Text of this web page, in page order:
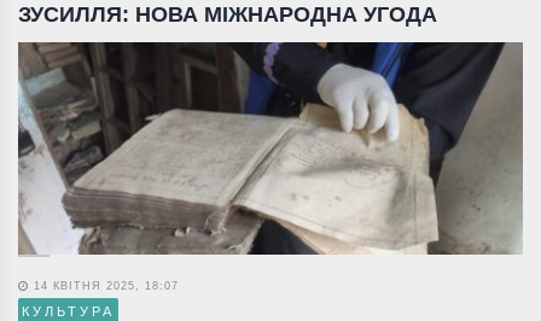
ЗУСИЛЛЯ: НОВА МІЖНАРОДНА УГОДА
14 КВІТНЯ 2025, 18:07
КУЛЬТУРА